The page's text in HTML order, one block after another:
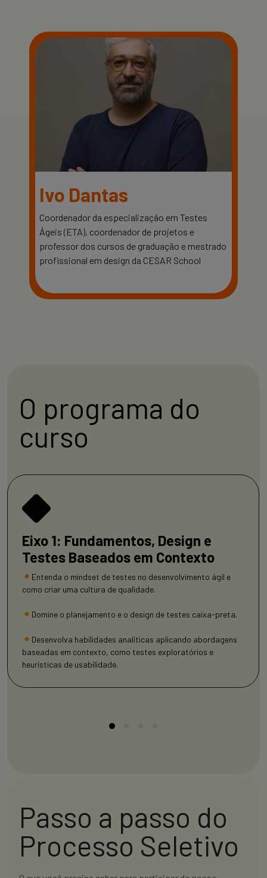
Ivo Dantas
Coordenador da especialização em Testes
Ágeis (ETA), coordenador de projetos e
professor dos cursos de graduação e mestrado
profissional em design da CESAR School
O programa do
curso
Eixo 1: Fundamentos, Design e
Testes Baseados em Contexto
Entenda o mindset de testes no desenvolvimento ágil e
como criar uma cultura de qualidade.
Domine o planejamento e o design de testes caixa-preta.
Desenvolva habilidades analíticas aplicando abordagens
baseadas em contexto, como testes exploratórios e
heurísticas de usabilidade.
Passo a passo do
Processo Seletivo